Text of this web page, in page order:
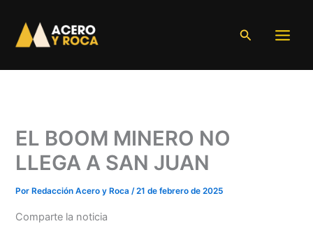
contenido
Buscar
EL BOOM MINERO NO
LLEGA A SAN JUAN
Por Redacción Acero y Roca/21 de febrero de 2025
Comparte la noticia